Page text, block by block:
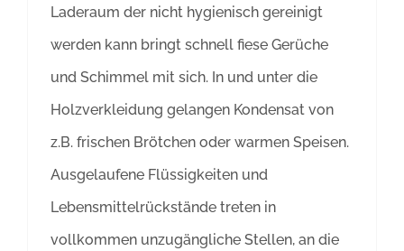
Laderaum der nicht hygienisch gereinigt
werden kann bringt schnell fiese Gerüche
und Schimmel mit sich. In und unter die
Holzverkleidung gelangen Kondensat von
z.B. frischen Brötchen oder warmen Speisen.
Ausgelaufene Flüssigkeiten und
Lebensmittelrückstände treten in
vollkommen unzugängliche Stellen, an die